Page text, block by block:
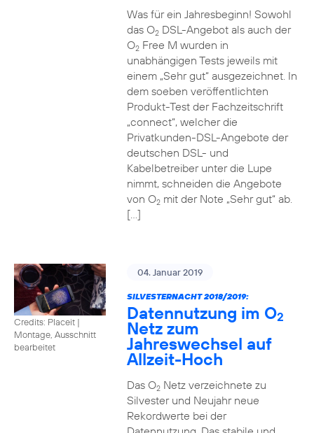
Was für ein Jahresbeginn! Sowohl
das O2DSL-Angebot als auch der
O2Free M wurden in
unabhängigen Tests jeweils mit
einem „Sehr gut“ ausgezeichnet. In
dem soeben veröffentlichten
Produkt-Test der Fachzeitschrift
„connect“, welcher die
Privatkunden-DSL-Angebote der
deutschen DSL- und
Kabelbetreiber unter die Lupe
nimmt, schneiden die Angebote
von O2mit der Note „Sehr gut“ ab.
[…]
Credits: Placeit |
Montage, Ausschnitt
bearbeitet
04. Januar 2019
SILVESTERNACHT 2018/2019:
Datennutzung im O2
Netz zum
Jahreswechsel auf
Allzeit-Hoch
Das O2Netz verzeichnete zu
Silvester und Neujahr neue
Rekordwerte bei der